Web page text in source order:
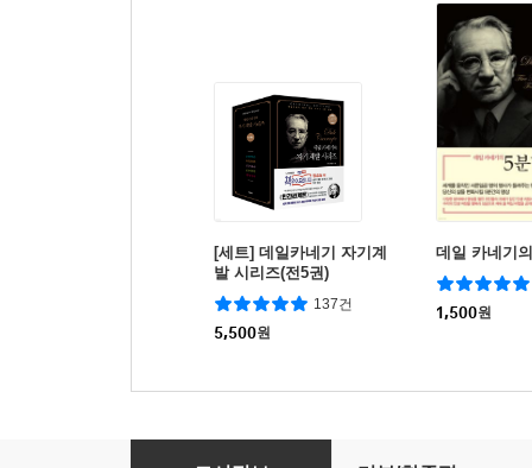
[세트] 데일카네기 자기계
발 시리즈(전5권)
137건
5,500원
데일 카네기
1,500원
데일카네기의 인간관계론